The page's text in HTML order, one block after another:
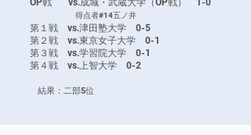
OP戦 vs.成城・武蔵大学（OP戦） 1-0
得点者#14五ノ井
第１戦 vs.津田塾大学 0-5
第２戦 vs.東京女子大学 0-1
第３戦 vs.学習院大学 0-1
第４戦 vs.上智大学 0-2
結果：二部5位